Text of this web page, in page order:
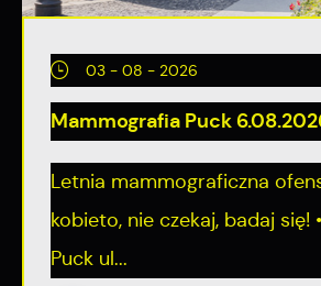
03 - 08 - 2026
Mammografia Puck
Letnia mammograficzna
kobieto, nie czekaj, badaj się!
Puck ul...